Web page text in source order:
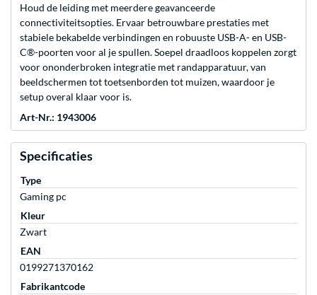
Houd de leiding met meerdere geavanceerde
connectiviteitsopties. Ervaar betrouwbare prestaties met
stabiele bekabelde verbindingen en robuuste USB-A- en USB-
C®-poorten voor al je spullen. Soepel draadloos koppelen zorgt
voor ononderbroken integratie met randapparatuur, van
beeldschermen tot toetsenborden tot muizen, waardoor je
setup overal klaar voor is.
Art-Nr.: 1943006
Specificaties
Type
Gaming pc
Kleur
Zwart
EAN
0199271370162
Fabrikantcode